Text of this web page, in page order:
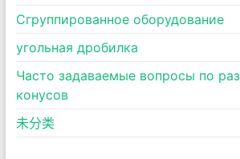
Сгруппированное оборудование
угольная дробилка
Часто задаваемые вопросы по
конусов
未分类